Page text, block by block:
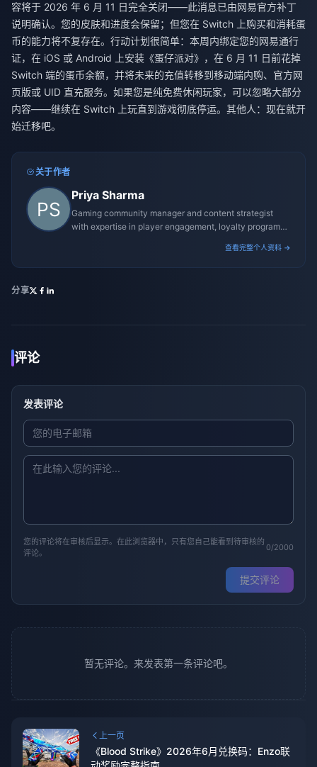
容将于 2026 年 6 月 11 日完全关闭——此消息已由网易官方补丁
说明确认。您的皮肤和进度会保留；但您在 Switch 上购买和消耗蛋
币的能力将不复存在。行动计划很简单：本周内绑定您的网易通行
证，在 iOS 或 Android 上安装《蛋仔派对》，在 6 月 11 日前花掉
Switch 端的蛋币余额，并将未来的充值转移到移动端内购、官方网
页版或 UID 直充服务。如果您是纯免费休闲玩家，可以忽略大部分
内容——继续在 Switch 上玩直到游戏彻底停运。其他人：现在就开
始迁移吧。
关于作者
Priya Sharma
Gaming community manager and content strategist
with expertise in player engagement, loyalty programs,
查看完整个人资料 →
分享
评论
发表评论
您的评论将在审核后显示。在此浏览器中，只有您自己能看到待审核的
评论。
0/2000
提交评论
暂无评论。来发表第一条评论吧。
上一页
《Blood Strike》2026年6月兑换码：Enzo联